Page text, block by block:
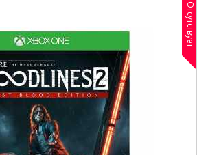
Отсутствует